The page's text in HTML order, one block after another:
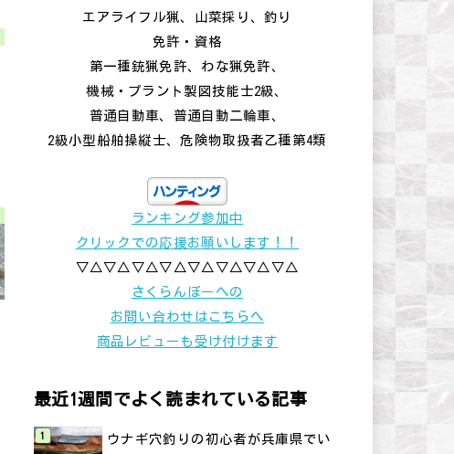
エアライフル猟、山菜採り、釣り
免許・資格
第一種銃猟免許、わな猟免許、
機械・プラント製図技能士2級、
普通自動車、普通自動二輪車、
2級小型船舶操縦士、危険物取扱者乙種第4類
ランキング参加中
クリックでの応援お願いします！！
▽△▽△▽△▽△▽△▽△▽△▽△
さくらんぼーへの
お問い合わせはこちらへ
商品レビューも受け付けます
最近1週間でよく読まれている記事
ウナギ穴釣りの初心者が兵庫県でい